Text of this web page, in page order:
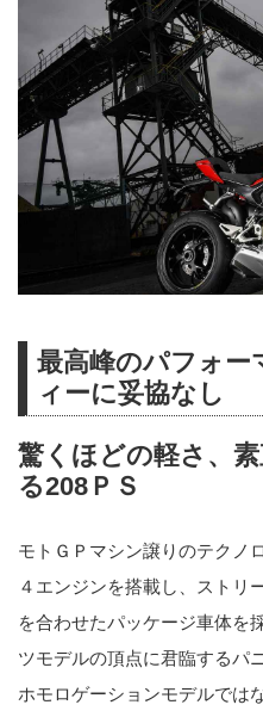
最高峰のパフォ
ィーに妥協なし
驚くほどの軽さ、
る208ＰＳ
モトＧＰマシン譲りのテクノ
４エンジンを搭載し、ストリ
を合わせたパッケージ車体を
ツモデルの頂点に君臨するパ
ホモロゲーションモデルでは